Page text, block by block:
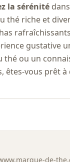
la sérénité
thé riche et
gustative
thé ou un
êtes-vous prêt
de-